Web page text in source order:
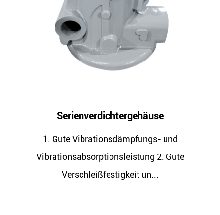
und
2. Gute
un...
1. Gute